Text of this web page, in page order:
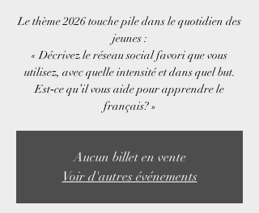
Le thème 2026 touche pile dans le quotidien des
jeunes :
« Décrivez le réseau social favori que vous
utilisez, avec quelle intensité et dans quel but.
Est‑ce qu’il vous aide pour apprendre le
Aucun billet en vente
Voir d'autres événements